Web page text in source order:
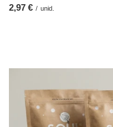
2,97 € / unid.